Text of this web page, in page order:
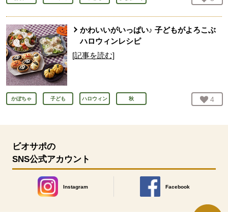
かわいいがいっぱい♪ 子どもがよろこぶ
ハロウィンレシピ
[記事を読む]
かぼちゃ 子ども ハロウィン 秋 お気
4
ビオサポの
SNS公式アカウント
Instagram
別のウィンドウで開きます。
Facebook
別のウィンドウで開きます